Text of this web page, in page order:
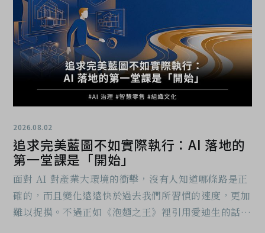
2026.08.02
追求完美藍圖不如實際執行：AI 落地的
第一堂課是「開始」
面對 AI 對產業大環境的衝擊，沒有人知道哪條路是正
確的，而且變化遠遠快於過去我們所習慣的速度，更加
難以捉摸。不過正如《泡麵之王》裡引用愛迪生的話：